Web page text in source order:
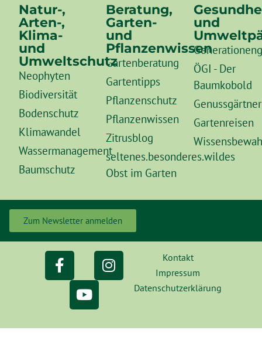
Natur-,
Arten-,
Klima-
und
Umweltschutz
Neophyten
Biodiversität
Bodenschutz
Klimawandel
Wassermanagement
Baumschutz
Beratung,
Garten-
und
Pflanzenwissen
Gartenberatung
Gartentipps
Pflanzenschutz
Pflanzenwissen
Zitrusblog
seltenes.besonderes.wildes
Obst im Garten
und
ÖGI - Der
Baumkobold
Gartenreisen
Zum Newsletter anmelden
Kontakt
Impressum
Datenschutzerklärung